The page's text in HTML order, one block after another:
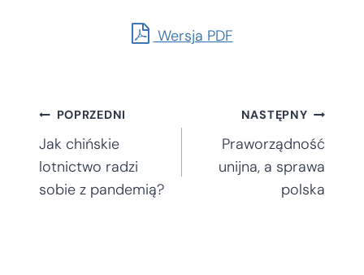
Wersja PDF
Nawigacja
wpisu
POPRZEDNI
Jak chińskie
lotnictwo radzi
sobie z pandemią?
NASTĘPNY
Praworządność
unijna, a sprawa
polska